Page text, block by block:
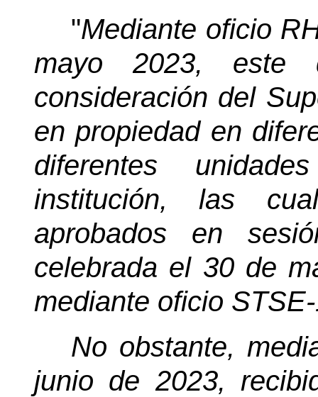
"Mediante oficio
mayo 2023, este
consideración del
en propiedad en
diferentes
institución, las
aprobados en
celebrada el 30 de
mediante oficio
No obstante,
junio de 2023,